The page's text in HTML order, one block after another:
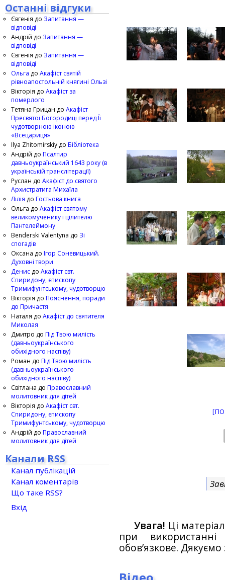
Увага! Ці
при
обов’язкове.
Останні відгуки
Євгенія до Запитання —
відповіді
Андрій до Запитання —
відповіді
Євгенія до Запитання —
відповіді
Ольга до Акафіст святій
рівноапостольній княгині Ользі
Вікторія до Акафіст за
померлого
Тетяна Грицан до Акафіст
Пресвятої Богородиці перед Її
чудотворною іконою
«Всецариця»
Ilya Zhitomirskiy до Бібліотека
Андрій до Псалтир
давньоукраїнський 1643 року (в
українській транслітерації)
Руслан до Акафіст до святого
Архистратига Михаїла
Лілія до Гостьова книга
Ольга до Акафіст святому
великомученику і цілителю
Пантелеймону
Benderski Valentyna до Зі
спогадів
Оксана до Ігор Соневицький.
Духовні твори
Денис до Акафіст свт.
Спиридону, єпископу
Тримифунтському, чудотворцю
Вікторія до Пояснення, поради
до Причастя
Наталя до Акафіст до святителя
Миколая
Дмитро до Під Твою милість
(давньоукраїнського
обихідного наспіву)
Роман до Під Твою милість
(давньоукраїнського
обихідного наспіву)
Світлана до Православний
молитовник для дітей
Вікторія до Акафіст свт.
Спиридону, єпископу
Тримифунтському, чудотворцю
Андрій до Православний
молитовник для дітей
Канали RSS
Канал публікацій
Канал коментарів
Що таке RSS?
Вхід